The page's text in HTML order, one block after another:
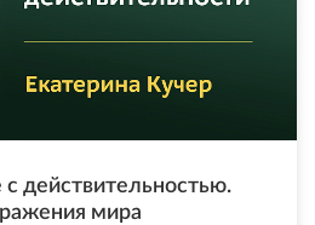
действительностью.
мира